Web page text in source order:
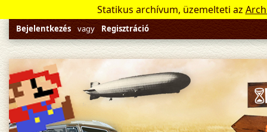
Statikus archívum, üzemelteti az
Bejelentkezés vagy Regisztráció